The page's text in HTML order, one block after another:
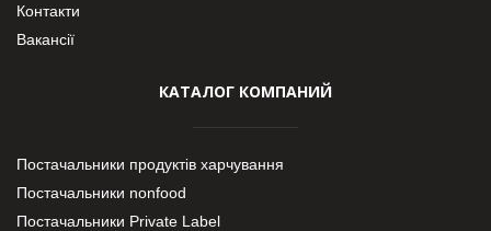
Контакти
Вакансії
КАТАЛОГ КОМПАНИЙ
Постачальники продуктів харчування
Постачальники nonfood
Постачальники Private Label